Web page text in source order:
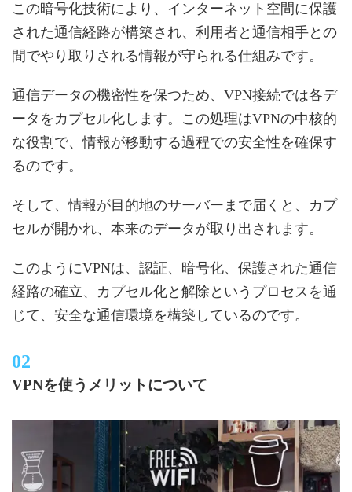
この暗号化技術により、インターネット空間に保護
された通信経路が構築され、利用者と通信相手との
間でやり取りされる情報が守られる仕組みです。
通信データの機密性を保つため、VPN接続では各デ
ータをカプセル化します。この処理はVPNの中核的
な役割で、情報が移動する過程での安全性を確保す
るのです。
そして、情報が目的地のサーバーまで届くと、カプ
セルが開かれ、本来のデータが取り出されます。
このようにVPNは、認証、暗号化、保護された通信
経路の確立、カプセル化と解除というプロセスを通
じて、安全な通信環境を構築しているのです。
VPNを使うメリットについて